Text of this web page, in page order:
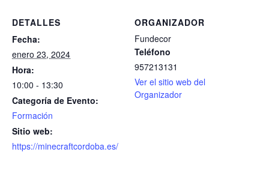
DETALLES
Fecha:
enero 23, 2024
Hora:
10:00 - 13:30
Categoría de Evento:
Formación
Sitio web:
https://minecraftcordoba.es/
ORGANIZADOR
Fundecor
Teléfono
957213131
Ver el sitio web del
Organizador